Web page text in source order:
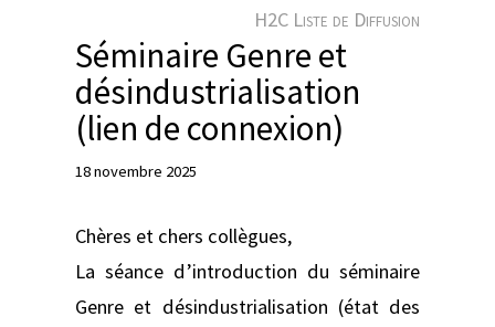
r
H2C Liste de Diffusion
Séminaire Genre et
désindustrialisation
(lien de connexion)
18 novembre 2025
Chères et chers collègues,
La séance d’introduction du séminaire
Genre et désindustrialisation (état des